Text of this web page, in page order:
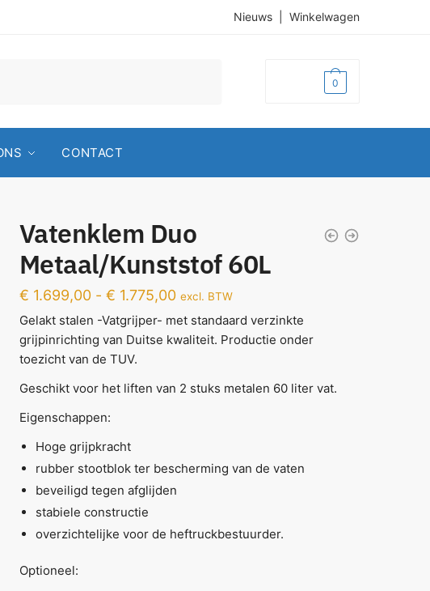
Nieuws Winkelwagen
0
CONTACT
Vatenklem Duo
Metaal/Kunststof 60L
€ 1.699,00 - € 1.775,00 excl. BTW
Gelakt stalen -Vatgrijper- met standaard verzinkte
grijpinrichting van Duitse kwaliteit. Productie onder
toezicht van de TUV.
Geschikt voor het liften van 2 stuks metalen 60 liter vat.
Eigenschappen:
Hoge grijpkracht
rubber stootblok ter bescherming van de vaten
beveiligd tegen afglijden
stabiele constructie
overzichtelijke voor de heftruckbestuurder.
Optioneel: